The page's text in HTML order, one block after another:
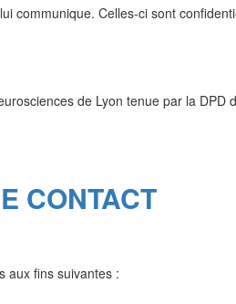
communique. Celles-ci sont
de Lyon tenue par la DPD
CONTACT
aux fins suivantes :